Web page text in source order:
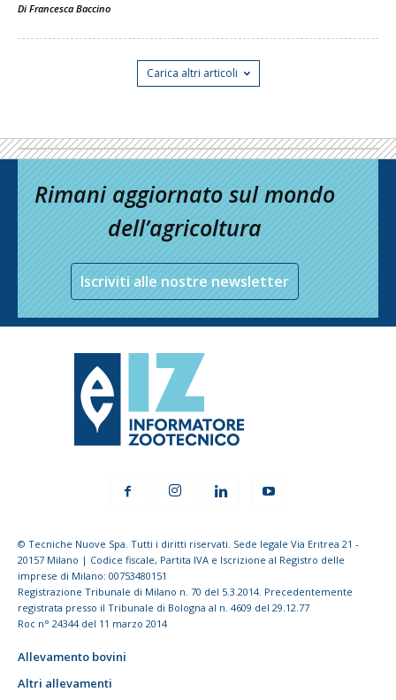
Di Francesca Baccino
Carica altri articoli
Rimani aggiornato sul mondo
dell’agricoltura
Iscriviti alle nostre newsletter
© Tecniche Nuove Spa. Tutti i diritti riservati. Sede legale Via Eritrea 21 -
20157 Milano | Codice fiscale, Partita IVA e Iscrizione al Registro delle
imprese di Milano: 00753480151
Registrazione Tribunale di Milano n. 70 del 5.3.2014. Precedentemente
registrata presso il Tribunale di Bologna al n. 4609 del 29.12.77
Roc n° 24344 del 11 marzo 2014
Allevamento bovini
Altri allevamenti